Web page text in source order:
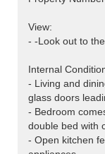
View:
- -Look out to
Internal
- Living and
glass doors
- Bedroom
double bed with
- Open kitchen